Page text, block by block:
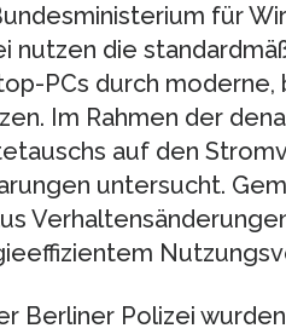
für
nutzen die
PCs durch
Im Rahmen der
auf den
untersucht.
Berliner Polizei